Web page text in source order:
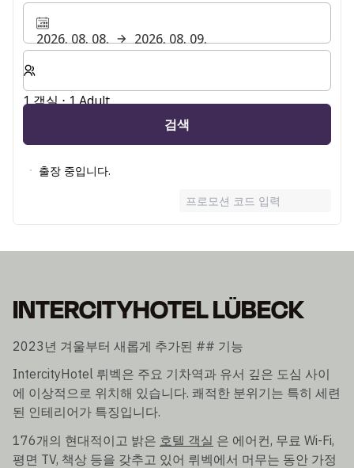
2026. 08. 08.
2026. 08. 09.
숙박할 객실 및 게스트 수 선택
1 객실 ⋅ 1 Adult
검색
출장 중입니다.
프로모션 코드 입력
INTERCITYHOTEL LÜBECK
2023년 겨울부터 새롭게 추가된 ## 기능
IntercityHotel 뤼벡은 주요 기차역과 유서 깊은 도심 사이
에 이상적으로 위치해 있습니다. 쾌적한 분위기는 특히 세련
된 인테리어가 특징입니다.
176개의 현대적이고 밝은 호텔 객실 은 에어컨, 무료 Wi-Fi,
평면 TV, 책상 등을 갖추고 있어 뤼벡에서 머무는 동안 가정